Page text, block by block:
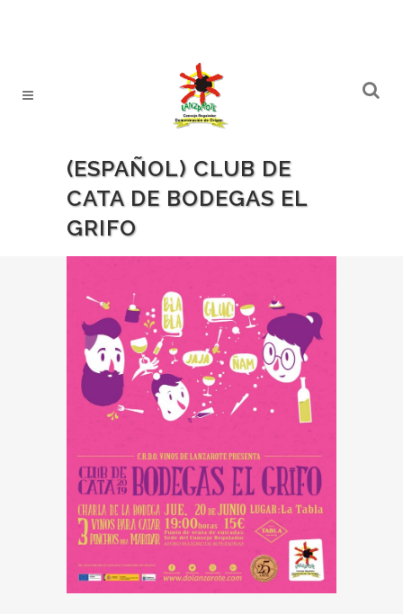
(ESPAÑOL) CLUB DE
CATA DE BODEGAS EL
GRIFO